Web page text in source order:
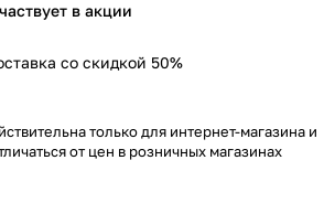
в акции
со скидкой 50%
только для интернет-магазина и
от цен в розничных магазинах